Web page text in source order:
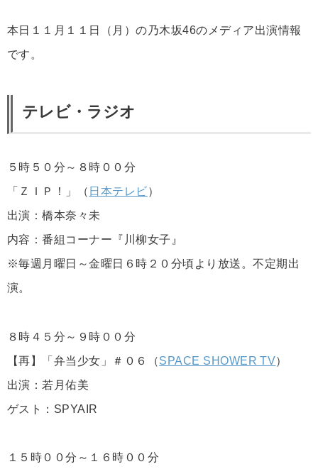
本日１１月１１日（月）の乃木坂46のメディア出演情報
です。
テレビ・ラジオ
５時５０分～８時００分
「ＺＩＰ！」（ 日本テレビ）
出演：橋本奈々未
内容：番組コーナー『川柳女子』
※毎週月曜日～金曜日６時２０分頃より放送。不定期出
演。
８時４５分～９時００分
【再】「弁当少女」＃０６（SPACE SHOWER TV）
出演：若月佑美
ゲスト：SPYAIR
１５時００分～１６時００分